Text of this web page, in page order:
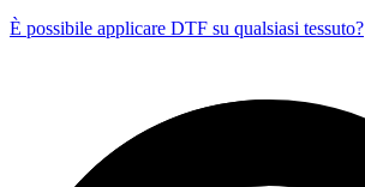
È possibile applicare DTF su qualsiasi tessuto?